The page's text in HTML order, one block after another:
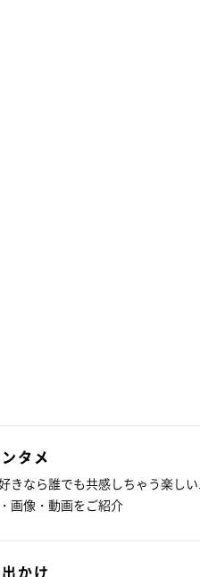
タメ
きなら誰でも共感しちゃう楽し
画像・動画をご紹介
かけ